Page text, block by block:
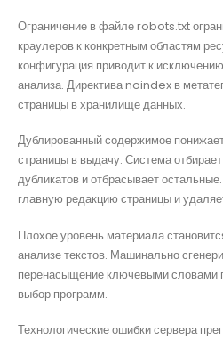
Ограничение в файле robots.txt
краулеров к конкретным областям
конфигурация приводит к
анализа. Директива noindex в
страницы в хранилище данных.
Дублированный содержимое
страницы в выдачу. Система
дубликатов и отбрасывает
главную редакцию страницы и
Плохое уровень материала
анализе текстов. Машинально
перенасыщение ключевыми словами
выбор программ.
Технологические ошибки сервера